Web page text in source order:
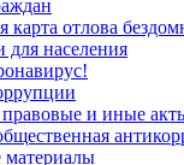
карта отлова
для населения
и иные
материалы